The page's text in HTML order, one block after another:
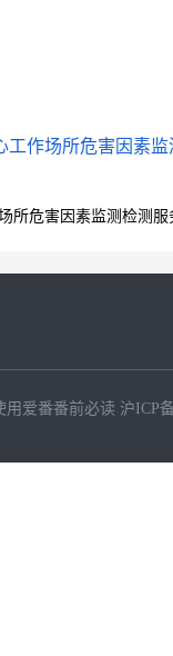
作场所危害因素
所危害因素监测检测
用爱番番前必读 沪ICP